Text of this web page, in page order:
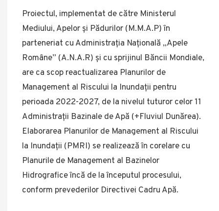
Proiectul, implementat de către Ministerul
Mediului, Apelor și Pădurilor (M.M.A.P) în
parteneriat cu Administrația Națională „Apele
Române” (A.N.A.R) și cu sprijinul Băncii Mondiale,
are ca scop reactualizarea Planurilor de
Management al Riscului la Inundații pentru
perioada 2022-2027, de la nivelul tuturor celor 11
Administrații Bazinale de Apă (+Fluviul Dunărea).
Elaborarea Planurilor de Management al Riscului
la Inundații (PMRI) se realizează în corelare cu
Planurile de Management al Bazinelor
Hidrografice încă de la începutul procesului,
conform prevederilor Directivei Cadru Apă.